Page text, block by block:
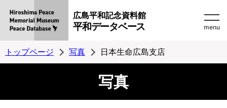
広島平和記念資料館
平和データベース menu
トップページ 写真 日本生命広島支店
写真